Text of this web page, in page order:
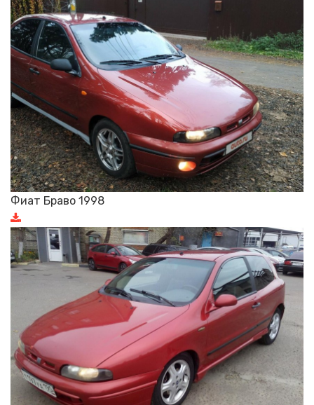
Фиат Браво 1998